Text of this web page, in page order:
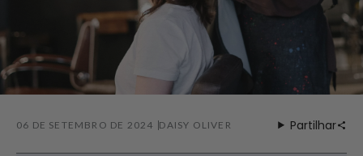
06 DE SETEMBRO DE 2024 DAISY OLIVER Partilhar